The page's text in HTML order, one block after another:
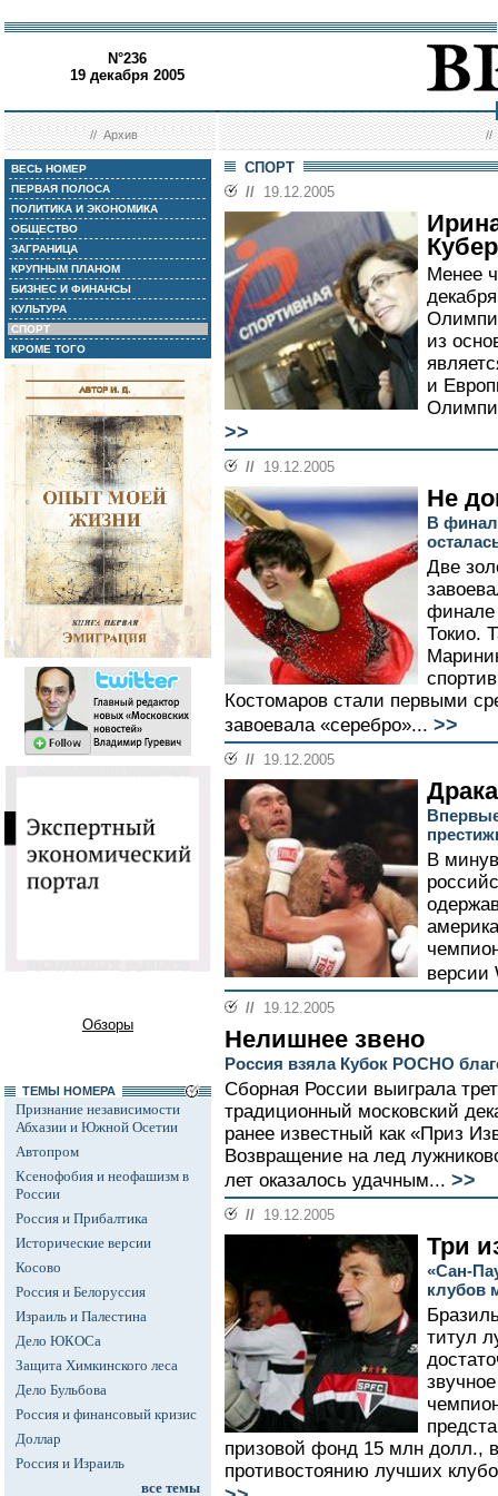
N°236
19 декабря 2005
//Архив //
ВЕСЬ НОМЕР
ПЕРВАЯ ПОЛОСА
ПОЛИТИКА И ЭКОНОМИКА
ОБЩЕСТВО
ЗАГРАНИЦА
КРУПНЫМ ПЛАНОМ
БИЗНЕС И ФИНАНСЫ
КУЛЬТУРА
СПОРТ
КРОМЕ ТОГО
Обзоры
ТЕМЫ НОМЕРА
Признание независимости
Абхазии и Южной Осетии
Автопром
Ксенофобия и неофашизм в
России
Россия и Прибалтика
Исторические версии
Косово
Россия и Белоруссия
Израиль и Палестина
Дело ЮКОСа
Защита Химкинского леса
Дело Бульбова
Россия и финансовый кризис
Доллар
Россия и Израиль
все темы
СПОРТ
// 19.12.2005
Менее
из
и
>>
// 19.12.2005
Не
В
Две
финале
Токио.
Костомаров стали первыми
завоевала «серебро»... >>
// 19.12.2005
В
версии
// 19.12.2005
Нелишнее звено
Россия взяла Кубок РОСНО
Сборная России выиграла
традиционный московский
ранее известный как «Приз
Возвращение на лед
лет оказалось удачным... >>
// 19.12.2005
Три
«Сан-
клубов
титул
призовой фонд 15 млн долл.,
противостоянию лучших